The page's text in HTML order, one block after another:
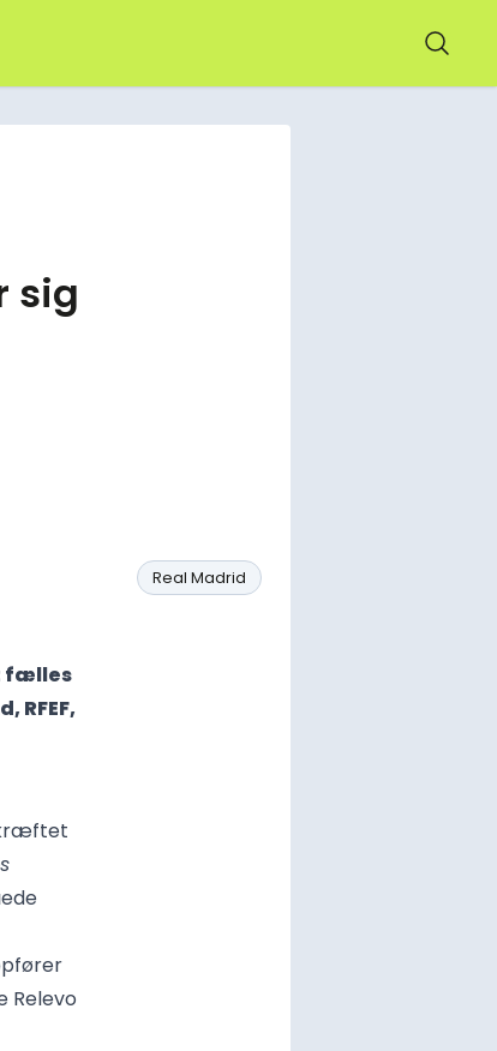
sig
Real Madrid
fælles
RFEF,
Relevo